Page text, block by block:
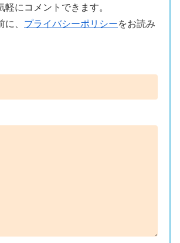
軽にコメントできます。
、 プライバシーポリシーをお読み